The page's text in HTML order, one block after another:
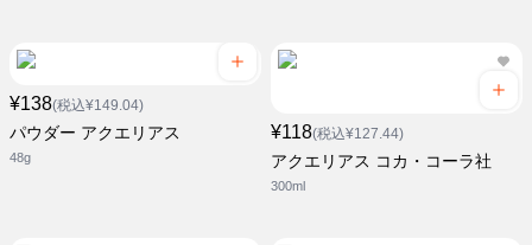
¥138(税込¥149.04)
パウダー アクエリアス
48g
¥118(税込¥127.44)
アクエリアス コカ・コーラ社
300ml